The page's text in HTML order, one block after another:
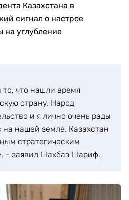
Казахстана в
сигнал о настрое
на углубление
что нашли время
страну. Народ
и я лично очень рады
на нашей земле. Казахстан
стратегическим
– заявил Шахбаз Шариф.